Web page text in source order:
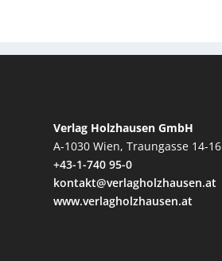
Verlag Holzhausen GmbH
A-1030 Wien, Traungasse 14-16
+43-1-740 95-0
kontakt@verlagholzhausen.at
www.verlagholzhausen.at